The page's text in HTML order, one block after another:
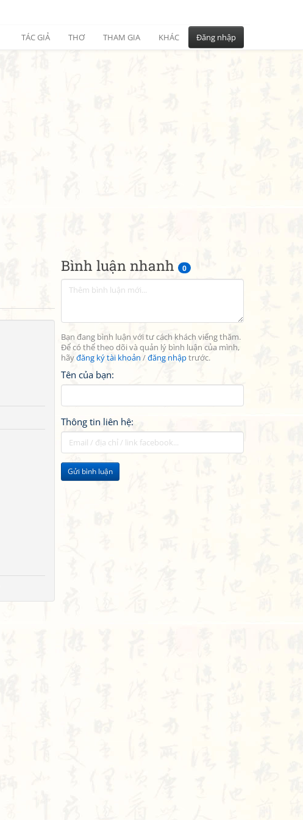
TÁC GIẢ THƠ THAM GIA KHÁC Đăng nhập
Bình luận nhanh 0
Bạn đang bình luận với tư cách khách viếng thăm.
Để có thể theo dõi và quản lý bình luận của mình,
hãyđăng ký tài khoản /đăng nhậptrước.
Tên của bạn:
Thông tin liên hệ:
Gửi bình luận